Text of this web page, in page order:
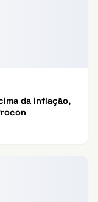
da inflação,